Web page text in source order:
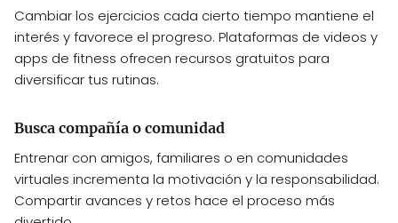
Cambiar los ejercicios cada cierto tiempo mantiene el
interés y favorece el progreso. Plataformas de videos y
apps de fitness ofrecen recursos gratuitos para
diversificar tus rutinas.
Busca compañía o comunidad
Entrenar con amigos, familiares o en comunidades
virtuales incrementa la motivación y la responsabilidad.
Compartir avances y retos hace el proceso más